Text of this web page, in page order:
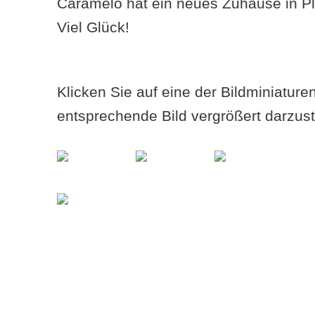
Viel Glück!
Klicken Sie auf eine der
entsprechende Bild vergrößert